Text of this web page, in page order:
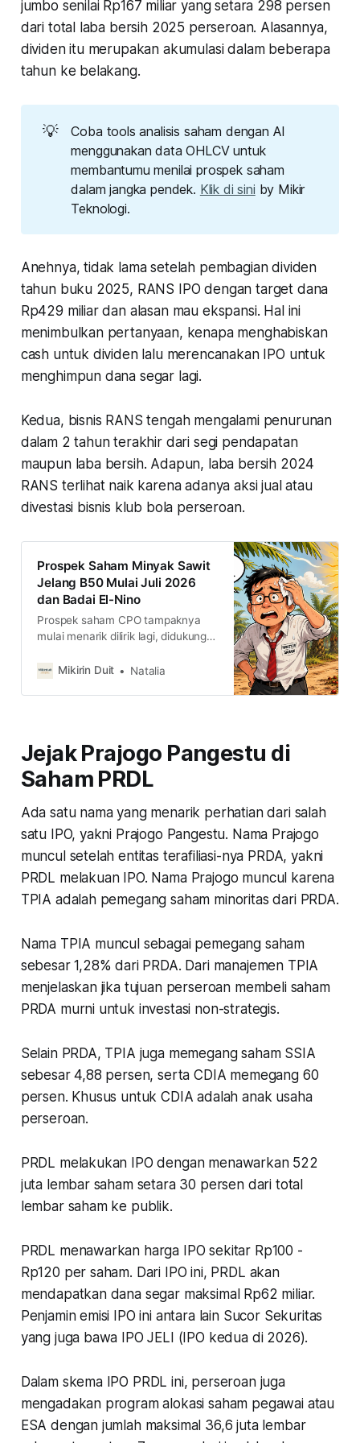
jumbo senilai Rp167 miliar yang setara 298 persen
dari total laba bersih 2025 perseroan. Alasannya,
dividen itu merupakan akumulasi dalam beberapa
tahun ke belakang.
💡
Coba tools analisis saham dengan AI
menggunakan data OHLCV untuk
membantumu menilai prospek saham
dalam jangka pendek. Klik di sini by Mikir
Teknologi.
Anehnya, tidak lama setelah pembagian dividen
tahun buku 2025, RANS IPO dengan target dana
Rp429 miliar dan alasan mau ekspansi. Hal ini
menimbulkan pertanyaan, kenapa menghabiskan
cash untuk dividen lalu merencanakan IPO untuk
menghimpun dana segar lagi.
Kedua, bisnis RANS tengah mengalami penurunan
dalam 2 tahun terakhir dari segi pendapatan
maupun laba bersih. Adapun, laba bersih 2024
RANS terlihat naik karena adanya aksi jual atau
divestasi bisnis klub bola perseroan.
Prospek Saham Minyak Sawit
Jelang B50 Mulai Juli 2026
dan Badai El-Nino
Prospek saham CPO tampaknya
mulai menarik dilirik lagi, didukung
pemberlakukan B50, serta potensi
El Niño yang dapat memengaruhi
strategi masuknya gimana?
Mikirin Duit Natalia
Jejak Prajogo Pangestu di
Saham PRDL
Ada satu nama yang menarik perhatian dari salah
satu IPO, yakni Prajogo Pangestu. Nama Prajogo
muncul setelah entitas terafiliasi-nya PRDA, yakni
PRDL melakuan IPO. Nama Prajogo muncul karena
TPIA adalah pemegang saham minoritas dari PRDA.
Nama TPIA muncul sebagai pemegang saham
sebesar 1,28% dari PRDA. Dari manajemen TPIA
menjelaskan jika tujuan perseroan membeli saham
PRDA murni untuk investasi non-strategis.
Selain PRDA, TPIA juga memegang saham SSIA
sebesar 4,88 persen, serta CDIA memegang 60
persen. Khusus untuk CDIA adalah anak usaha
perseroan.
PRDL melakukan IPO dengan menawarkan 522
juta lembar saham setara 30 persen dari total
lembar saham ke publik.
PRDL menawarkan harga IPO sekitar Rp100 -
Rp120 per saham. Dari IPO ini, PRDL akan
mendapatkan dana segar maksimal Rp62 miliar.
Penjamin emisi IPO ini antara lain Sucor Sekuritas
yang juga bawa IPO JELI (IPO kedua di 2026).
Dalam skema IPO PRDL ini, perseroan juga
mengadakan program alokasi saham pegawai atau
ESA dengan jumlah maksimal 36,6 juta lembar